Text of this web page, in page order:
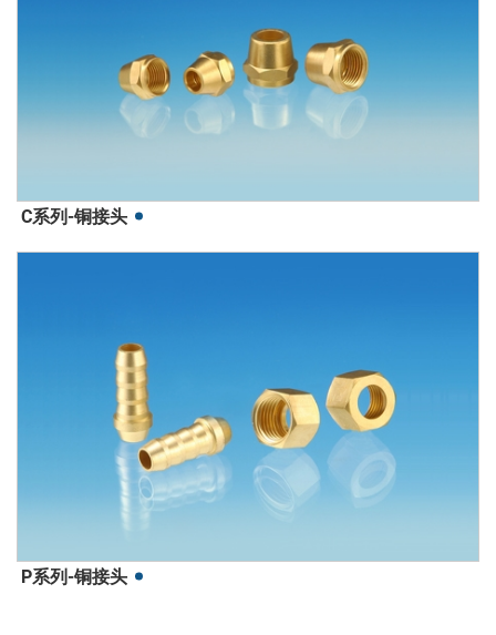
C系列-铜接头
P系列-铜接头